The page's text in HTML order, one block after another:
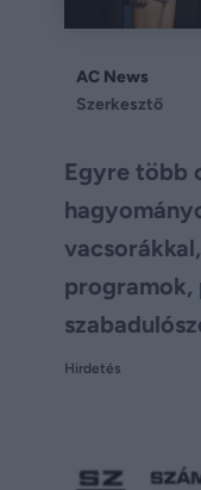
AC News
Szerkesztő
Egyre több
programok,
Hirdetés